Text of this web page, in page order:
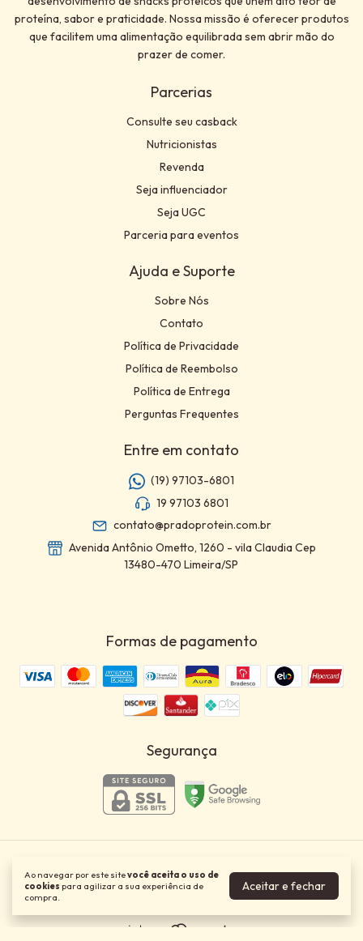
Ao navegar por este sitevocê aceita o uso de
cookies para agilizar a sua experiência de
compra.
Aceitar e fechar
proteína, sabor e praticidade. Nossa missão é oferecer produtos
que facilitem uma alimentação equilibrada sem abrir mão do
prazer de comer.
Parcerias
Consulte seu casback
Nutricionistas
Revenda
Seja influenciador
Seja UGC
Parceria para eventos
Ajuda e Suporte
Sobre Nós
Contato
Política de Privacidade
Política de Reembolso
Política de Entrega
Perguntas Frequentes
Entre em contato
(19) 97103-6801
19 97103 6801
contato@pradoprotein.com.br
Avenida Antônio Ometto, 1260 - vila Claudia Cep
13480-470 Limeira/SP
Formas de pagamento
Segurança
Prado Protein
©2026. PRADO PROTEIN - 29755977000109. Todos os direitos